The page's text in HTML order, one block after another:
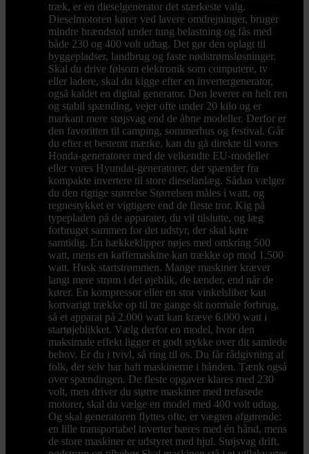
træk, er en dieselgenerator det stærkeste valg.
Dieselmotoren kører ved lavere omdrejninger, bruger
mindre brændstof under tung belastning og fås med
både 230 og 400 volt udtag. Det gør den oplagt til
byggepladser, landbrug og faste nødstrømsløsninger.
Skal du drive følsom elektronik som computere, tv
eller ladere, skal du kigge efter en invertergenerator,
også kaldet en digital generator. Den leverer en helt ren
og stabil spænding, vejer ofte under 20 kilo og er
markant mere støjsvag end de åbne modeller. Derfor er
den favoritten til camping, sommerhus og festival. Går
du efter et bestemt mærke, kan du gå direkte til vores
Honda-generatorer med de velkendte EU-modeller
eller vores Hyundai-generatorer, der spænder fra
kompakte invertere til store dieselanlæg. Sådan vælger
du den rigtige størrelse Størrelsen måles i watt, og
regnestykket er vigtigere end de fleste tror. Kig på
typepladen på de apparater, du vil tilslutte, og læg
forbruget sammen for det udstyr, der skal køre
samtidig. En hækkeklipper nøjes med omkring 500
watt, mens en kaffemaskine kan trække op mod 1.500
watt. Husk startstrømmen. Mange maskiner kræver
langt mere strøm i det øjeblik, de tænder, end når de
kører. En kompressor eller en stor vinkelsliber kan
kortvarigt trække op til tre gange sit normale forbrug,
så et apparat på 2.000 watt kan kræve 6.000 watt i
startøjeblikket. Vælg derfor en model, hvor den
maksimale effekt ligger et godt stykke over dit samlede
behov. Er du i tvivl, så ring til os. Du får rådgivning af
folk, der selv har haft maskinerne i hånden. Tænk også
over spændingen. De fleste opgaver klares med 230
volt, men driver du større maskiner med trefasede
motorer, skal du vælge en model med 400 volt udtag.
Og skal generatoren flyttes ofte, er vægten afgørende:
en lille transportabel inverter bæres med én hånd, mens
de store maskiner er udstyret med hjul. Støjsvag drift,